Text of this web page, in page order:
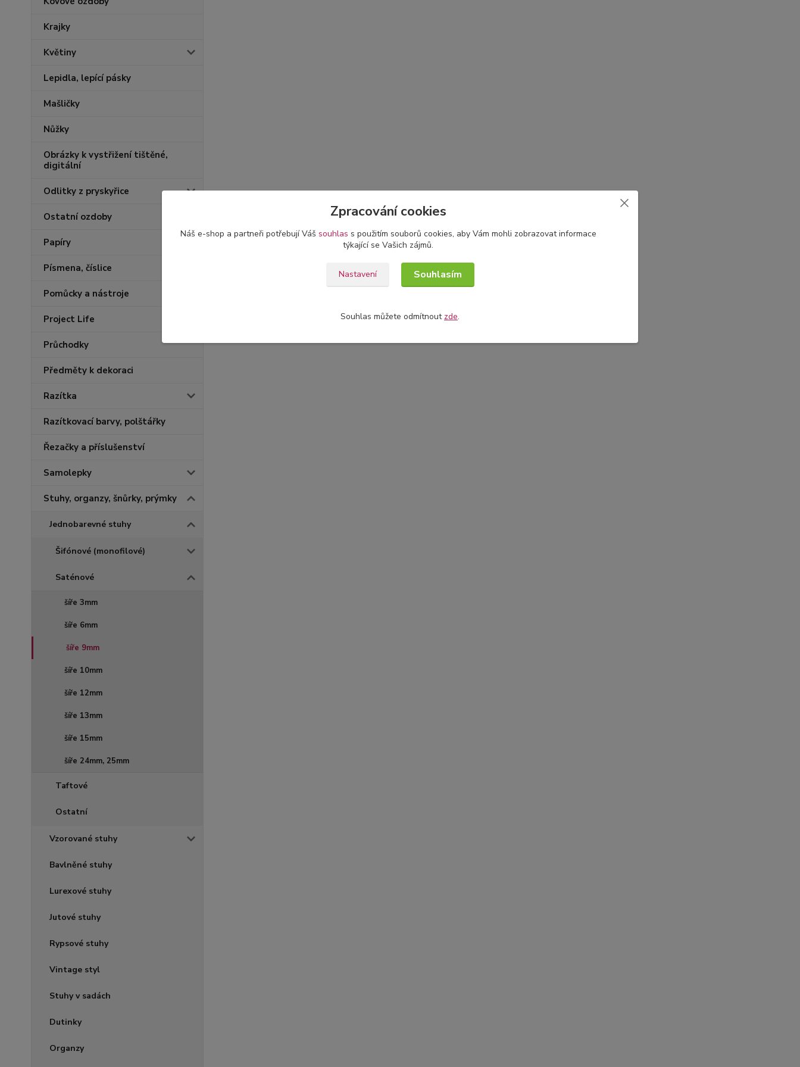
Krajky
Květiny
Lepidla, lepící pásky
Mašličky
Nůžky
Obrázky k vystřižení tištěné,
digitální
Odlitky z pryskyřice
Ostatní ozdoby
Papíry
Písmena, číslice
Pomůcky a nástroje
Project Life
Průchodky
Předměty k dekoraci
Razítka
Razítkovací barvy, polštářky
Řezačky a příslušenství
Samolepky
Stuhy, organzy, šnůrky, prýmky
Jednobarevné stuhy
Šifónové (monofilové)
Saténové
šíře 3mm
šíře 6mm
šíře 9mm
šíře 10mm
šíře 12mm
šíře 13mm
šíře 15mm
šíře 24mm, 25mm
Taftové
Ostatní
Vzorované stuhy
Bavlněné stuhy
Lurexové stuhy
Jutové stuhy
Rypsové stuhy
Vintage styl
Stuhy v sadách
Dutinky
Organzy
Zpracování cookies
Náš e-shop a partneři potřebují Váš souhlas s použitím souborů cookies, aby Vám mohli zobrazovat informace
týkající se Vašich zájmů.
Nastavení Souhlasím
Souhlas můžete odmítnout zde.